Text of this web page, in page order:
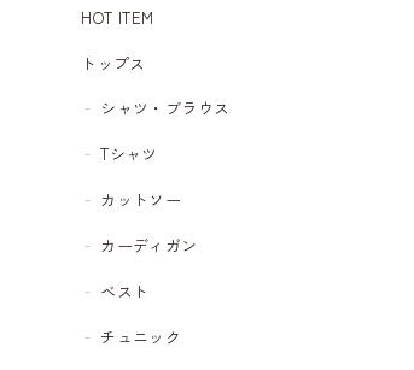
HOT ITEM
トップス
シャツ・ブラウス
Tシャツ
カットソー
カーディガン
ベスト
チュニック